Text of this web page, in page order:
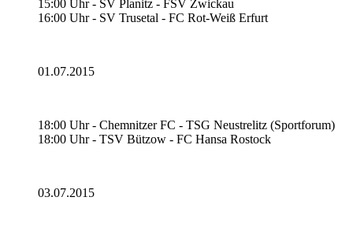
15:00 Uhr - SV Planitz - FSV Zwickau
16:00 Uhr - SV Trusetal - FC Rot-Weiß Erfurt
01.07.2015
18:00 Uhr - Chemnitzer FC - TSG Neustrelitz (Sportforum)
18:00 Uhr - TSV Bützow - FC Hansa Rostock
03.07.2015